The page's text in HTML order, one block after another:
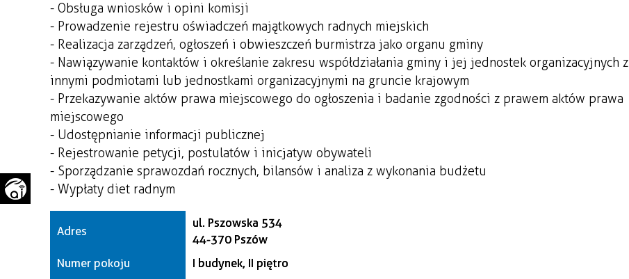
GAZETA SAMORZĄDOWA
"PSZOW.PL"
- Obsługa wniosków i opini komisji
- Prowadzenie rejestru oświadczeń majątkowych radnych miejskich
- Realizacja zarządzeń, ogłoszeń i obwieszczeń burmistrza jako organu gminy
- Nawiązywanie kontaktów i określanie zakresu współdziałania gminy i jej jednostek organizacyjnych z
innymi podmiotami lub jednostkami organizacyjnymi na gruncie krajowym
- Przekazywanie aktów prawa miejscowego do ogłoszenia i badanie zgodności z prawem aktów prawa
miejscowego
- Udostępnianie informacji publicznej
- Rejestrowanie petycji, postulatów i inicjatyw obywateli
- Sporządzanie sprawozdań rocznych, bilansów i analiza z wykonania budżetu
- Wypłaty diet radnym
Adres
ul. Pszowska 534
44-370 Pszów
Numer pokoju
I budynek, II piętro